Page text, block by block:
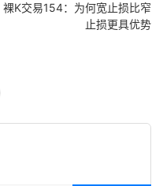
裸K交易154：为何宽止损比窄
止损更具优势